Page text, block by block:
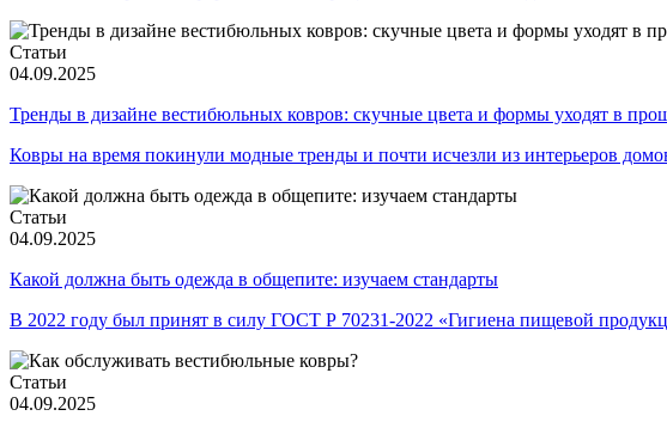
Статьи
04.09.2025
Тренды в дизайне вестибюльных ковров: скучные цвета и формы уходят в
Ковры на время покинули модные тренды и почти исчезли из интерьеров
Статьи
04.09.2025
Какой должна быть одежда в общепите: изучаем стандарты
В 2022 году был принят в силу ГОСТ Р 70231-2022 «Гигиена пищевой
Статьи
04.09.2025